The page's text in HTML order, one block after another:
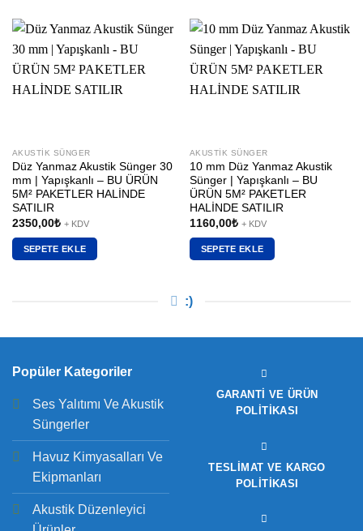
AKUSTIK SÜNGER
Düz Yanmaz Akustik Sünger 30
mm | Yapışkanlı – BU ÜRÜN
5M² PAKETLER HALİNDE
SATILIR
2350,00₺ + KDV
SEPETE EKLE
AKUSTIK SÜNGER
10 mm Düz Yanmaz Akustik
Sünger | Yapışkanlı – BU
ÜRÜN 5M² PAKETLER
HALİNDE SATILIR
1160,00₺ + KDV
SEPETE EKLE
:)
Popüler Kategoriler
Ses Yalıtımı Ve Akustik
Süngerler
Havuz Kimyasalları Ve
Ekipmanları
Akustik Düzenleyici
GARANTI VE ÜRÜN
POLITIKASI
TESLIMAT VE KARGO
POLITIKASI